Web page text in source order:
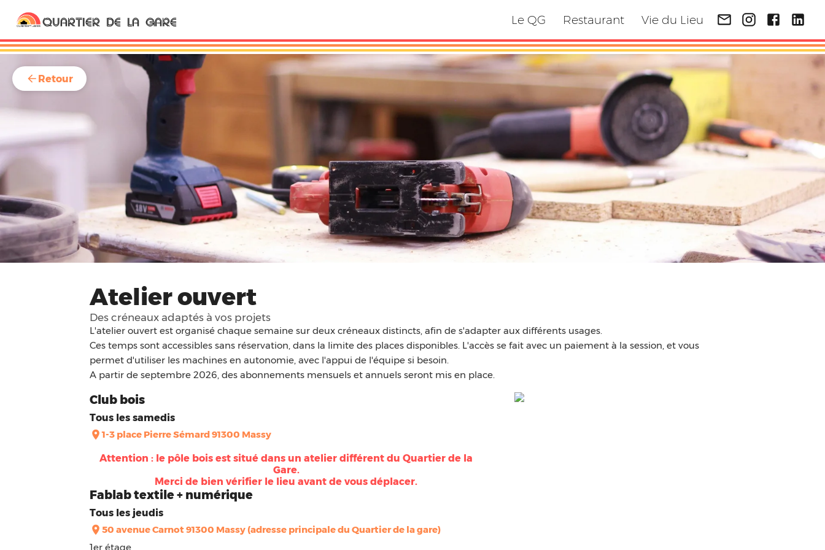
QUARTIER DE LA GARE Le QG Restaurant Vie du Lieu
Retour
Atelier ouvert
Des créneaux adaptés à vos projets
L'atelier ouvert est organisé chaque semaine sur deux créneaux distincts, afin de s'adapter aux différents usages.
Ces temps sont accessibles sans réservation, dans la limite des places disponibles. L'accès se fait avec un paiement à la session, et vous
permet d'utiliser les machines en autonomie, avec l'appui de l'équipe si besoin.
A partir de septembre 2026, des abonnements mensuels et annuels seront mis en place.
Club bois
Tous les samedis
1-3 place Pierre Sémard 91300 Massy
Attention : le pôle bois est situé dans un atelier différent du Quartier de la
Gare.
Merci de bien vérifier le lieu avant de vous déplacer.
Fablab textile + numérique
Tous les jeudis
50 avenue Carnot 91300 Massy (adresse principale du Quartier de la gare)
1er étage